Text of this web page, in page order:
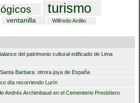
turismo
ventanilla Wilfredo Ardito
del patrimonio cultural edificado de Lima
Santa Barbara: otrora joya de España
día recorriendo Lurín
Andrés Archimbaud en el Cementerio Presbítero